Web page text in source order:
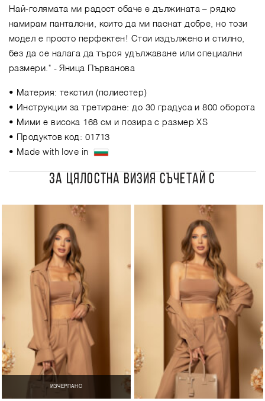
Най-голямата ми радост обаче е дължината – рядко
намирам панталони, които да ми паснат добре, но този
модел е просто перфектен! Стои издължено и стилно,
без да се налага да търся удължаване или специални
размери." - Яница Първанова
• Материя: текстил (полиестер)
• Инструкции за третиране: до 30 градуса и 800 оборота
• Мими е висока 168 см и позира с размер XS
• Продуктов код: 01713
• Made with love in
ЗА ЦЯЛОСТНА ВИЗИЯ СЪЧЕТАЙ С
ИЗЧЕРПАНО